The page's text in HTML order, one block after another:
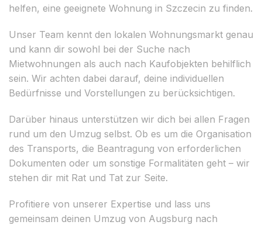
helfen, eine geeignete Wohnung in Szczecin zu finden.
Unser Team kennt den lokalen Wohnungsmarkt genau
und kann dir sowohl bei der Suche nach
Mietwohnungen als auch nach Kaufobjekten behilflich
sein. Wir achten dabei darauf, deine individuellen
Bedürfnisse und Vorstellungen zu berücksichtigen.
Darüber hinaus unterstützen wir dich bei allen Fragen
rund um den Umzug selbst. Ob es um die Organisation
des Transports, die Beantragung von erforderlichen
Dokumenten oder um sonstige Formalitäten geht – wir
stehen dir mit Rat und Tat zur Seite.
Profitiere von unserer Expertise und lass uns
gemeinsam deinen Umzug von Augsburg nach